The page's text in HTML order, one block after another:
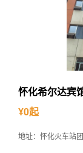
怀化希尔达宾
¥0起
地址：怀化火车站